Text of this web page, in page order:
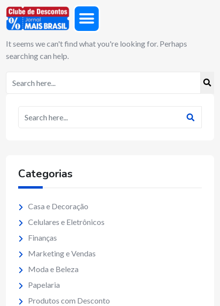
It seems we can't find what you're looking for. Perhaps
searching can help.
Categorias
Casa e Decoração
Celulares e Eletrônicos
Finanças
Marketing e Vendas
Moda e Beleza
Papelaria
Produtos com Desconto